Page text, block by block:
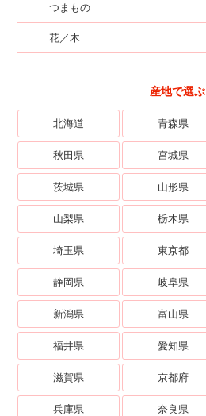
つまもの
花／木
産地で選ぶ
北海道 青森県
秋田県 宮城県
茨城県 山形県
山梨県 栃木県
埼玉県 東京都
静岡県 岐阜県
新潟県 富山県
福井県 愛知県
滋賀県 京都府
兵庫県 奈良県